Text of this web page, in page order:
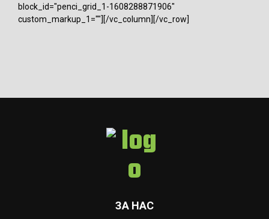
block_id="penci_grid_1-1608288871906"
custom_markup_1=""][/vc_column][/vc_row]
ЗА НАС